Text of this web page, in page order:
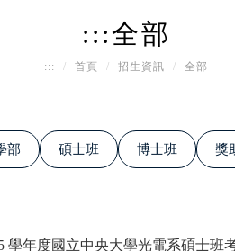
:::全部
::: 首頁 招生資訊 全部
部 碩士班 博士班 獎
學年度國立中央大學光電系碩士班